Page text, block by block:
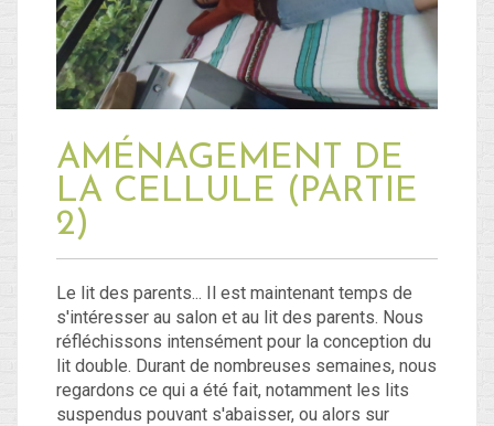
AMÉNAGEMENT DE
LA CELLULE (PARTIE
2)
Le lit des parents... Il est maintenant temps de
s'intéresser au salon et au lit des parents. Nous
réfléchissons intensément pour la conception du
lit double. Durant de nombreuses semaines, nous
regardons ce qui a été fait, notamment les lits
suspendus pouvant s'abaisser, ou alors sur